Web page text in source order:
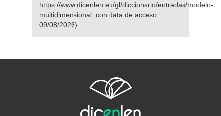
https://www.dicenlen.eu/gl/diccionario/entradas/modelo-
multidimensional, con data de acceso
09/08/2026).